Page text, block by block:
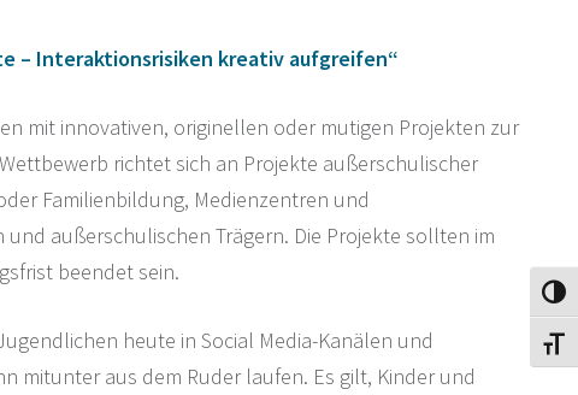
– Interaktionsrisiken kreativ aufgreifen“
mit innovativen, originellen oder mutigen Projekten zur
richtet sich an Projekte außerschulischer
Familienbildung, Medienzentren und
außerschulischen Trägern. Die Projekte sollten im
beendet sein.
heute in Social Media-Kanälen und
mitunter aus dem Ruder laufen. Es gilt, Kinder und